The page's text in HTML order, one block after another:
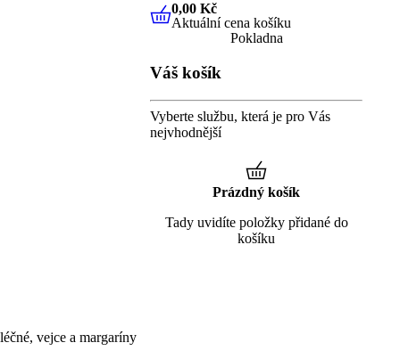
vejce a margaríny
0,00 KčAktuální cena košíku
0,00 Kč
Aktuální cena košíku
Pokladna
Váš košík
Vyberte službu, která je pro Vás
nejvhodnější
Prázdný košík
Tady uvidíte položky přidané do
košíku